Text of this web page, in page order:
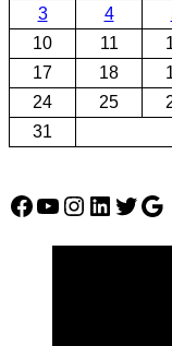
3
4
10
11
17
18
24
25
31
Facebook
YouTube
Instagram
LinkedIn